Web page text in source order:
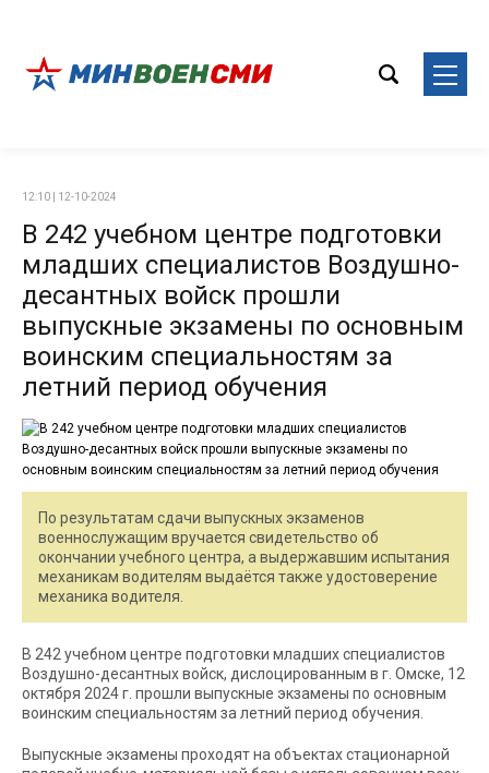
12:10 | 12-10-2024
В 242 учебном центре подготовки
младших специалистов Воздушно-
десантных войск прошли
выпускные экзамены по основным
воинским специальностям за
летний период обучения
По результатам сдачи выпускных экзаменов
военнослужащим вручается свидетельство об
окончании учебного центра, а выдержавшим испытания
механикам водителям выдаётся также удостоверение
механика водителя.
В 242 учебном центре подготовки младших специалистов
Воздушно-десантных войск, дислоцированным в г. Омске, 12
октября 2024 г. прошли выпускные экзамены по основным
воинским специальностям за летний период обучения.
Выпускные экзамены проходят на объектах стационарной